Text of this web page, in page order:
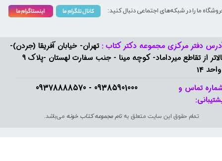
09385901000 - 09378888570​​​​​​​
دفتر مرکزی مجموعه دکتر کتاب : تهران- خیابان آفریقا (جردن)-
بالاتر از تقاطع میرداماد- کوچه مینا - جنب سفارت لهستان -پلاک 9
14
تمام حقوق این سایت متعلق بهنام مجموعه کتاب خونه می‌باشد.
تماس و
ما را در شبکه‌های اجتماعی دنبال کنید: